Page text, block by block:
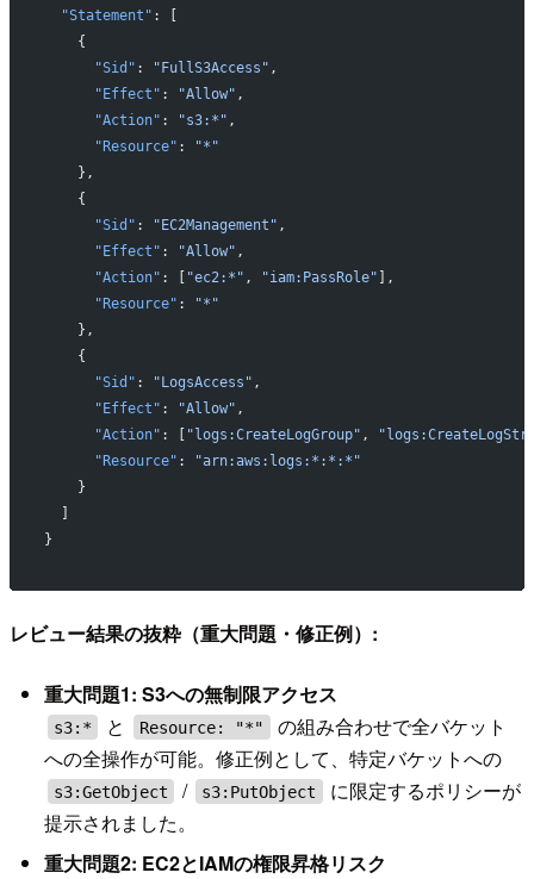
  "Statement"
: [
    {
      "Sid"
: "FullS3Access" ,
      "Effect"
: "Allow" ,
      "Action"
: "s3:*" ,
      "Resource"
:
"*"
    },
    {
      "Sid"
: "EC2Management" ,
      "Effect"
: "Allow" ,
      "Action"
: [ "ec2:*" , "iam:PassRole" ],
      "Resource"
:
"*"
    },
    {
      "Sid"
: "LogsAccess" ,
      "Effect"
: "Allow" ,
      "Action"
: [ "logs:CreateLogGroup" ,
      "Resource"
:
"arn:aws:logs:*:*:*"
    }
}
レビュー結果の抜粋（重大問題・修正例）:
重大問題1: S3への無制限アクセス
s3:* と Resource: "*"
の組み合わせで全バケット
への全操作が可能。修正例として、特定バケットへの
s3:GetObject / s3:PutObject
に限定するポリシーが
提示されました。
重大問題2: EC2とIAMの権限昇格リスク